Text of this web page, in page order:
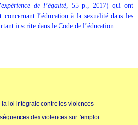
de l’égalité, 55 p., 2017) qui ont
concernant l’éducation à la sexualité dans les
inscrite dans le Code de l’éducation.
loi intégrale contre les violences
des violences sur l'emploi